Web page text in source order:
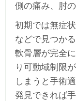
側の痛み、肘
初期では無症
などで見つか
軟骨層が完全
り可動域制限
しまうと手術
発見できれば